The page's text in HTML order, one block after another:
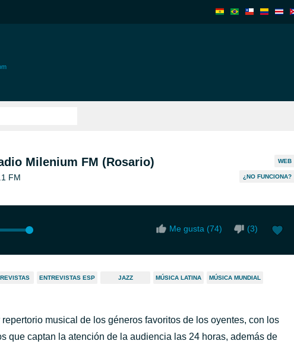
Milenium FM (Rosario)
FM
WEB
¿NO FUNCIONA?
Me gusta (74) (3)
ENTREVISTAS ESP JAZZ MÚSICA LATINA MÚSICA MUNDIAL
musical de los géneros favoritos de los oyentes, con los
que captan la atención de la audiencia las 24 horas, además de